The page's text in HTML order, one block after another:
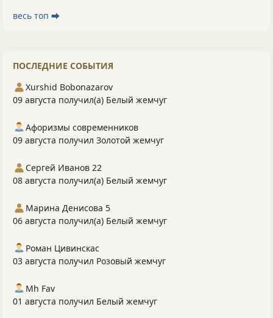
весь топ ⮕
ПОСЛЕДНИЕ СОБЫТИЯ
Xurshid Bobonazarov
09 августа получил(а) Белый жемчуг
Афоризмы современников
09 августа получил Золотой жемчуг
Сергей Иванов 22
08 августа получил(а) Белый жемчуг
Марина Денисова 5
06 августа получил(а) Белый жемчуг
Роман Цивинскас
03 августа получил Розовый жемчуг
Mh Fav
01 августа получил Белый жемчуг